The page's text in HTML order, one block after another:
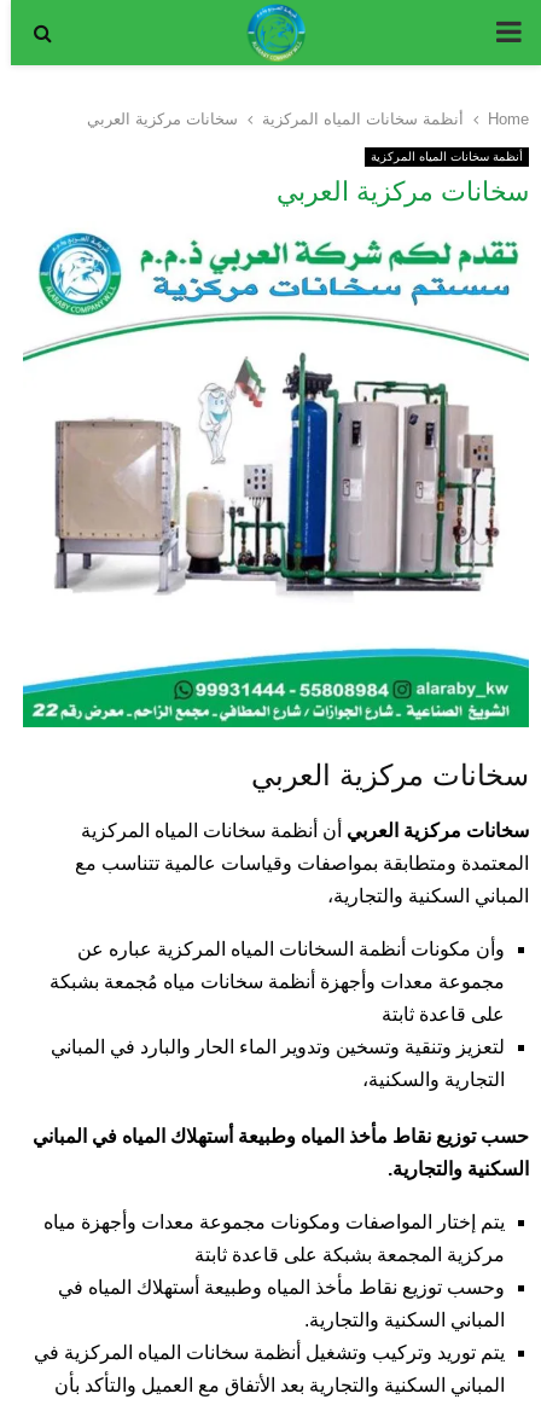
P
I
A
R
U
Home أنظمة سخانات المياه المركزية سخانات مركزية العربي
أنظمة سخانات المياه المركزية
سخانات مركزية العربي
سخانات مركزية العربي
سخانات مركزية العربي أن أنظمة سخانات المياه المركزية
المعتمدة ومتطابقة بمواصفات وقياسات عالمية تتناسب مع
المباني السكنية والتجارية،
وأن مكونات أنظمة السخانات المياه المركزية عباره عن
مجموعة معدات وأجهزة أنظمة سخانات مياه مُجمعة بشبكة
على قاعدة ثابتة
لتعزيز وتنقية وتسخين وتدوير الماء الحار والبارد في المباني
التجارية والسكنية،
حسب توزيع نقاط مأخذ المياه وطبيعة أستهلاك المياه في المباني
السكنية والتجارية.
يتم إختار المواصفات ومكونات مجموعة معدات وأجهزة مياه
مركزية المجمعة بشبكة على قاعدة ثابتة
وحسب توزيع نقاط مأخذ المياه وطبيعة أستهلاك المياه في
المباني السكنية والتجارية.
يتم توريد وتركيب وتشغيل أنظمة سخانات المياه المركزية في
المباني السكنية والتجارية بعد الأتفاق مع العميل والتأكد بأن